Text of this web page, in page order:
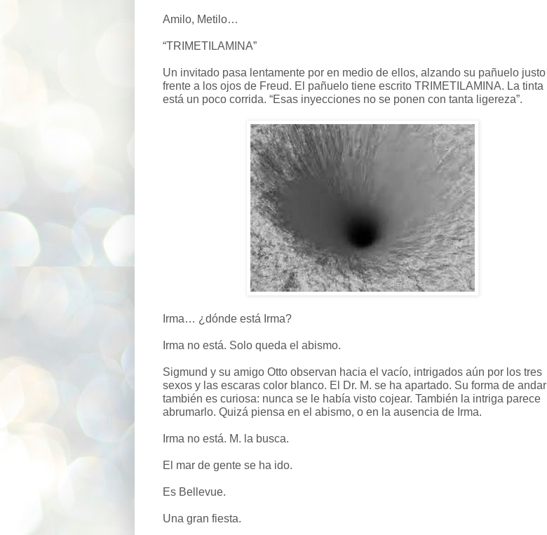
Amilo, Metilo…
“TRIMETILAMINA”
Un invitado pasa lentamente por en medio de ellos, alzando su pañuelo justo
frente a los ojos de Freud. El pañuelo tiene escrito TRIMETILAMINA. La tinta
está un poco corrida. “Esas inyecciones no se ponen con tanta ligereza”.
Irma… ¿dónde está Irma?
Irma no está. Solo queda el abismo.
Sigmund y su amigo Otto observan hacia el vacío, intrigados aún por los tres
sexos y las escaras color blanco. El Dr. M. se ha apartado. Su forma de andar
también es curiosa: nunca se le había visto cojear. También la intriga parece
abrumarlo. Quizá piensa en el abismo, o en la ausencia de Irma.
Irma no está. M. la busca.
El mar de gente se ha ido.
Es Bellevue.
Una gran fiesta.